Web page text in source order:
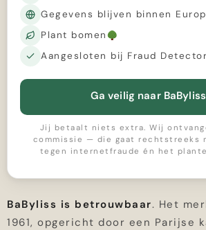
Gegevens blijven binnen
Plant bomen
Aangesloten bij Fraud
Ga veilig naar BaByliss
Jij betaalt niets extra. Wij
commissie — die gaat rechtstreeks
tegen internetfraude én het
BaByliss is betrouwbaar. Het
1961, opgericht door een Parijse